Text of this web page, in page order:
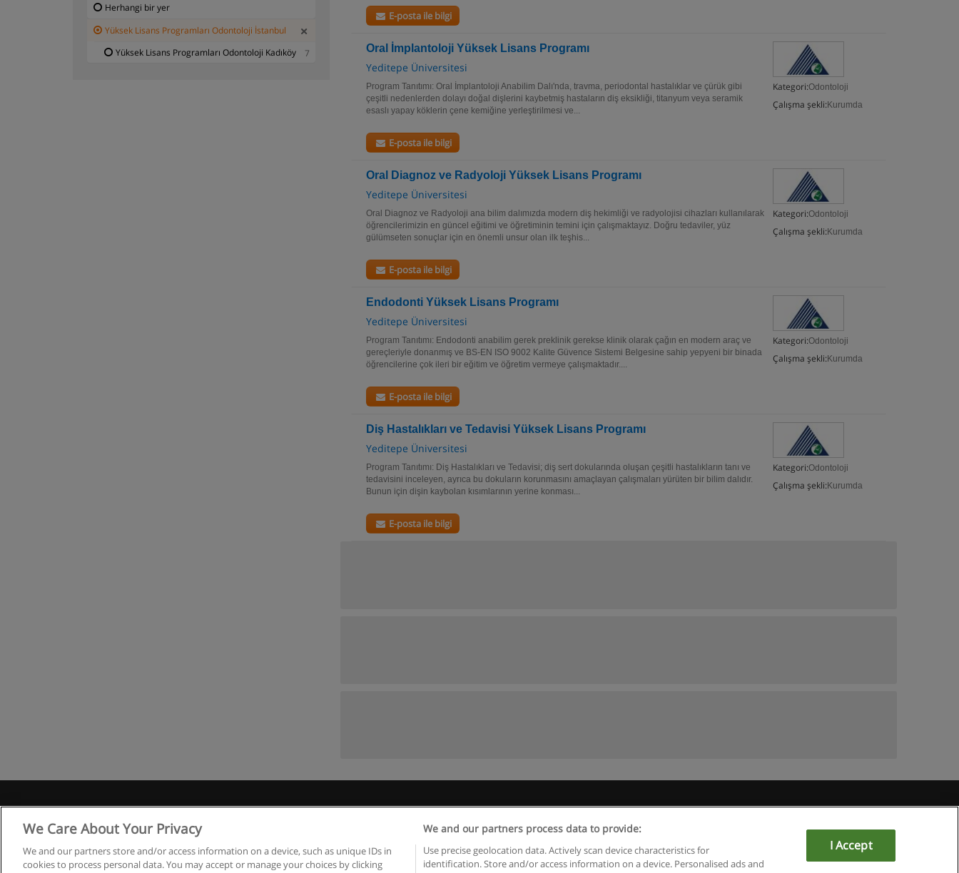
E-posta ile bilgi
Oral İmplantoloji Yüksek Lisans Programı
Yeditepe Üniversitesi
Kategori:Odontoloji
Çalışma şekli: Kurumda
Program Tanıtımı: Oral İmplantoloji Anabilim Dalı'nda, travma, periodontal hastalıklar ve çürük gibi
çeşitli nedenlerden dolayı doğal dişlerini kaybetmiş hastaların diş eksikliği, titanyum veya seramik
esaslı yapay köklerin çene kemiğine yerleştirilmesi ve...
E-posta ile bilgi
Oral Diagnoz ve Radyoloji Yüksek Lisans Programı
Yeditepe Üniversitesi
Kategori:Odontoloji
Çalışma şekli: Kurumda
Oral Diagnoz ve Radyoloji ana bilim dalımızda modern diş hekimliği ve radyolojisi cihazları kullanılarak
öğrencilerimizin en güncel eğitimi ve öğretiminin temini için çalışmaktayız. Doğru tedaviler, yüz
gülümseten sonuçlar için en önemli unsur olan ilk teşhis...
E-posta ile bilgi
Endodonti Yüksek Lisans Programı
Yeditepe Üniversitesi
Kategori:Odontoloji
Çalışma şekli: Kurumda
Program Tanıtımı: Endodonti anabilim gerek preklinik gerekse klinik olarak çağın en modern araç ve
gereçleriyle donanmış ve BS-EN ISO 9002 Kalite Güvence Sistemi Belgesine sahip yepyeni bir binada
öğrencilerine çok ileri bir eğitim ve öğretim vermeye çalışmaktadır....
E-posta ile bilgi
Diş Hastalıkları ve Tedavisi Yüksek Lisans Programı
Yeditepe Üniversitesi
Kategori:Odontoloji
Çalışma şekli: Kurumda
Program Tanıtımı: Diş Hastalıkları ve Tedavisi; diş sert dokularında oluşan çeşitli hastalıkların tanı ve
tedavisini inceleyen, ayrıca bu dokuların korunmasını amaçlayan çalışmaları yürüten bir bilim dalıdır.
Bunun için dişin kaybolan kısımlarının yerine konması...
E-posta ile bilgi
Herhangi bir yer
Yüksek Lisans Programları Odontoloji İstanbul
Yüksek Lisans Programları Odontoloji Kadıköy
7
Copyright © Educaedu Business S.L. - CIF : B-95610580: -www.educaedu-turkiye.com
We Care About Your Privacy
We and our partners store and/or access information on a device, such as unique IDs in
cookies to process personal data. You may accept or manage your choices by clicking
We and our partners process data to provide:
Use precise geolocation data. Actively scan device characteristics for
identification. Store and/or access information on a device. Personalised ads and
I Accept